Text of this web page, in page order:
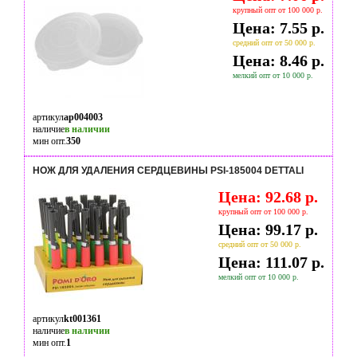
крупный опт от 100 000 р.
Цена: 7.55 р.
средний опт от 50 000 р.
Цена: 8.46 р.
мелкий опт от 10 000 р.
артикулap004003
наличиев наличии
мин опт.350
НОЖ ДЛЯ УДАЛЕНИЯ СЕРДЦЕВИНЫ PSI-185004 DETTALI
Цена: 92.68 р.
крупный опт от 100 000 р.
Цена: 99.17 р.
средний опт от 50 000 р.
Цена: 111.07 р.
мелкий опт от 10 000 р.
артикулkt001361
наличиев наличии
мин опт.1